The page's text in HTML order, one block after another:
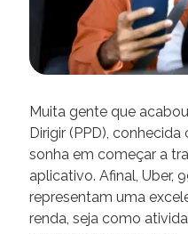
Muita gente que
Dirigir (PPD), conhecida
sonha em começar a
aplicativo. Afinal, Uber,
representam uma
renda, seja como